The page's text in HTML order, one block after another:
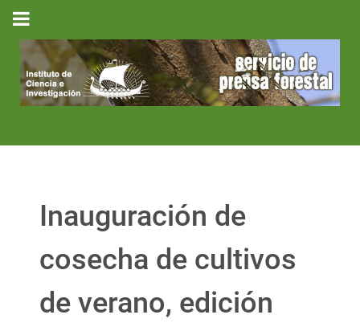
Inauguración de
cosecha de cultivos
de verano, edición